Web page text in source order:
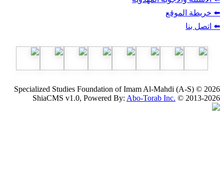
Specialized Studies Foundation of Imam Al-
ShiaCMS v1.0, Powered By:Abo-Torab Inc.